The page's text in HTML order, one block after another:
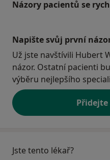
Názory pacientů se
Napište svůj první
Už jste navštívili Hubert
názor. Ostatní pacienti
výběru nejlepšího
Jste tento lékař?